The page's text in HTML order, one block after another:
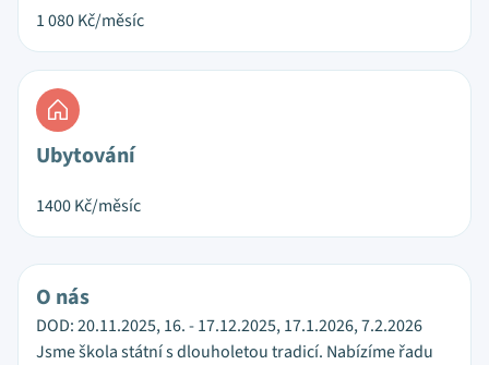
1 080Kč/měsíc
Ubytování
1400Kč/měsíc
O nás
DOD: 20.11.2025, 16. - 17.12.2025, 17.1.2026, 7.2.2026
Jsme škola státní s dlouholetou tradicí. Nabízíme řadu